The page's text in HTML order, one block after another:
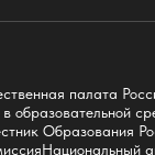
Конфуция
в России
за рубежом
палата
образовательной
Образования
Национальный